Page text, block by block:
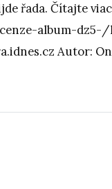
řada. Čítajte
album-dz5-/
Autor: